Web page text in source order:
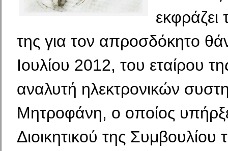
της για τον απροσδόκητο
Ιουλίου 2012, του εταίρου
αναλυτή ηλεκτρονικών
Μητροφάνη, ο οποίος
Διοικητικού της Συμβουλίου